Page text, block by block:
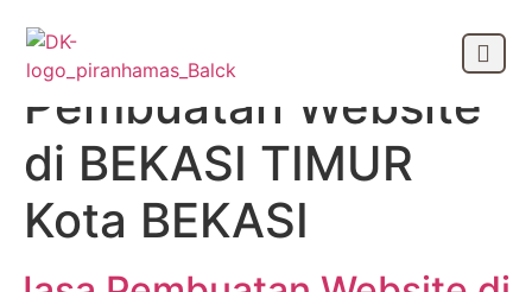
Tag:
Jasa
Pembuatan Website
di BEKASI TIMUR
Kota BEKASI